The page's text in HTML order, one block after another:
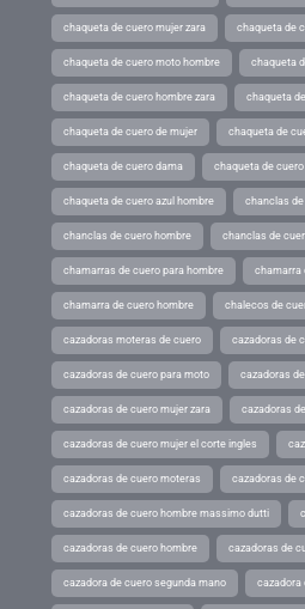
chaqueta de cuero mujer zara chaqueta de
chaqueta de cuero moto hombre chaqueta
chaqueta de cuero hombre zara chaqueta
chaqueta de cuero de mujer chaqueta de
chaqueta de cuero dama chaqueta de
chaqueta de cuero azul hombre chanclas
chanclas de cuero hombre chanclas de
chamarras de cuero para hombre chamarra
chamarra de cuero hombre chalecos de
cazadoras moteras de cuero cazadoras de
cazadoras de cuero para moto cazadoras
cazadoras de cuero mujer zara cazadoras
cazadoras de cuero mujer el corte ingles
cazadoras de cuero moteras cazadoras de
cazadoras de cuero hombre massimo dutti
cazadoras de cuero hombre cazadoras de
cazadora de cuero segunda mano cazadora